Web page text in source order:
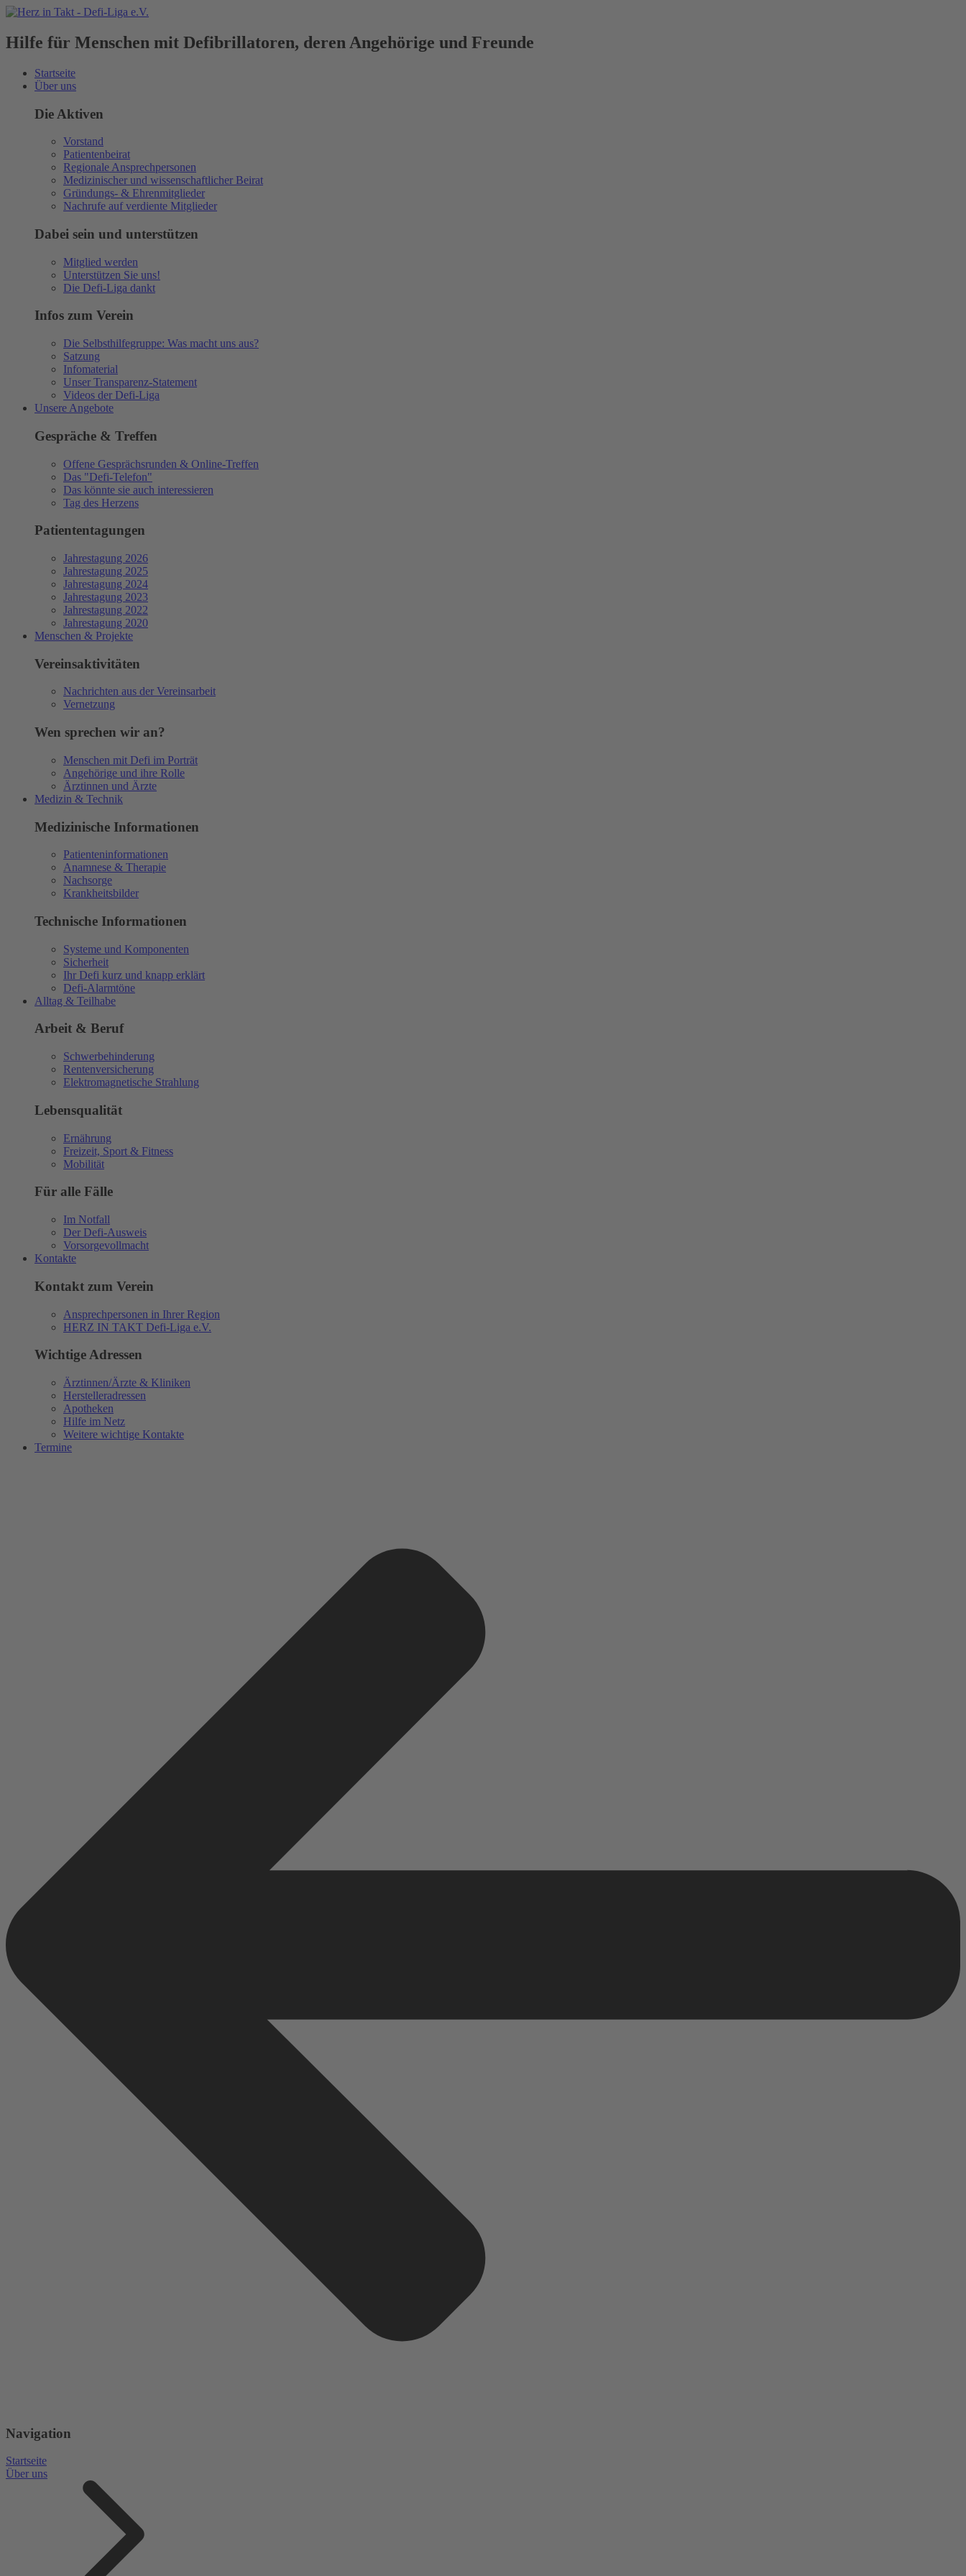
Hilfe für Menschen mit Defibrillatoren, deren Angehörige und Freunde
Startseite
Über uns
Die Aktiven
Vorstand
Patientenbeirat
Regionale Ansprechpersonen
Medizinischer und wissenschaftlicher Beirat
Gründungs- & Ehrenmitglieder
Nachrufe auf verdiente Mitglieder
Dabei sein und unterstützen
Mitglied werden
Unterstützen Sie uns!
Die Defi-Liga dankt
Infos zum Verein
Die Selbsthilfegruppe: Was macht uns aus?
Satzung
Infomaterial
Unser Transparenz-Statement
Videos der Defi-Liga
Unsere Angebote
Gespräche & Treffen
Offene Gesprächsrunden & Online-Treffen
Das "Defi-Telefon"
Das könnte sie auch interessieren
Tag des Herzens
Patiententagungen
Jahrestagung 2026
Jahrestagung 2025
Jahrestagung 2024
Jahrestagung 2023
Jahrestagung 2022
Jahrestagung 2020
Menschen & Projekte
Vereinsaktivitäten
Nachrichten aus der Vereinsarbeit
Vernetzung
Wen sprechen wir an?
Menschen mit Defi im Porträt
Angehörige und ihre Rolle
Ärztinnen und Ärzte
Medizin & Technik
Medizinische Informationen
Patienteninformationen
Anamnese & Therapie
Nachsorge
Krankheitsbilder
Technische Informationen
Systeme und Komponenten
Sicherheit
Ihr Defi kurz und knapp erklärt
Defi-Alarmtöne
Alltag & Teilhabe
Arbeit & Beruf
Schwerbehinderung
Rentenversicherung
Elektromagnetische Strahlung
Lebensqualität
Ernährung
Freizeit, Sport & Fitness
Mobilität
Für alle Fälle
Im Notfall
Der Defi-Ausweis
Vorsorgevollmacht
Kontakte
Kontakt zum Verein
Ansprechpersonen in Ihrer Region
HERZ IN TAKT Defi-Liga e.V.
Wichtige Adressen
Ärztinnen/Ärzte & Kliniken
Herstelleradressen
Apotheken
Hilfe im Netz
Weitere wichtige Kontakte
Termine
Navigation
Startseite
Über uns